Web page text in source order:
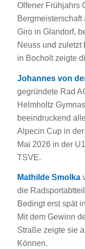
Olfener Frühjahrs
Giro in Glandorf,
Neuss und zuletzt
in Bocholt zeigte
Johannes von
gegründete Rad
Helmholtz
beeindruckend
Alpecin Cup in
Mai 2026 in der
TSVE.
Mathilde Smolka
die
Bedingt erst spät
Mit dem Gewinn
Straße zeigte sie
Können.